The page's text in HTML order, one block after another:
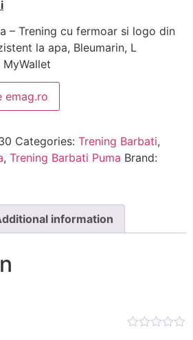
– Trening cu fermoar si logo din
la apa, Bleumarin, L
emag.ro
Categories: Trening Barbati,
, Trening Barbati Puma Brand:
information